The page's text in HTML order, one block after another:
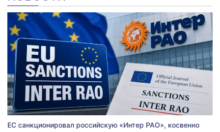
ЕС санкционировал российскую «Интер РАО», косвенно